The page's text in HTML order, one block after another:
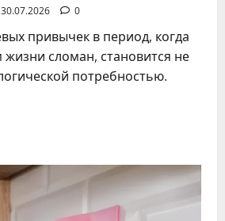
30.07.2026 0
привычек в период, когда
сломан, становится не
потребностью.